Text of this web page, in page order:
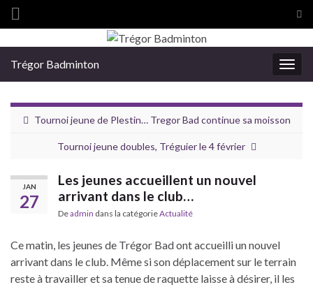
Search for:
Trégor Badminton
Tournoi jeune de Plestin… Tregor Bad continue sa moisson
Tournoi jeune doubles, Tréguier le 4 février
JAN
27
Les jeunes accueillent un nouvel
arrivant dans le club…
Deadmin dans la catégorieActualité
Ce matin, les jeunes de Trégor Bad ont accueilli un nouvel
arrivant dans le club. Même si son déplacement sur le terrain
reste à travailler et sa tenue de raquette laisse à désirer, il les